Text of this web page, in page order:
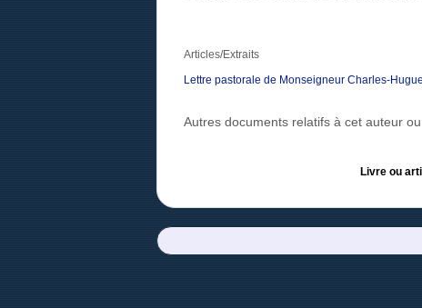
Articles/Extraits
Lettre pastorale de Monseigneur Charles-
Autres documents relatifs à cet auteur
Livre ou